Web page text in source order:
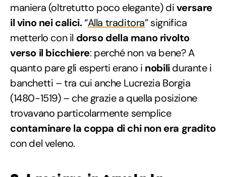
maniera (oltretutto poco elegante) diversare
il vino nei calici.“Alla traditora” significa
metterlo con il dorso della mano rivolto
verso il bicchiere: perché non va bene? A
quanto pare gli esperti erano i nobilidurante i
banchetti – tra cui anche Lucrezia Borgia
(1480-1519) – che grazie a quella posizione
trovavano particolarmente semplice
contaminare la coppa di chi non era gradito
con del veleno.